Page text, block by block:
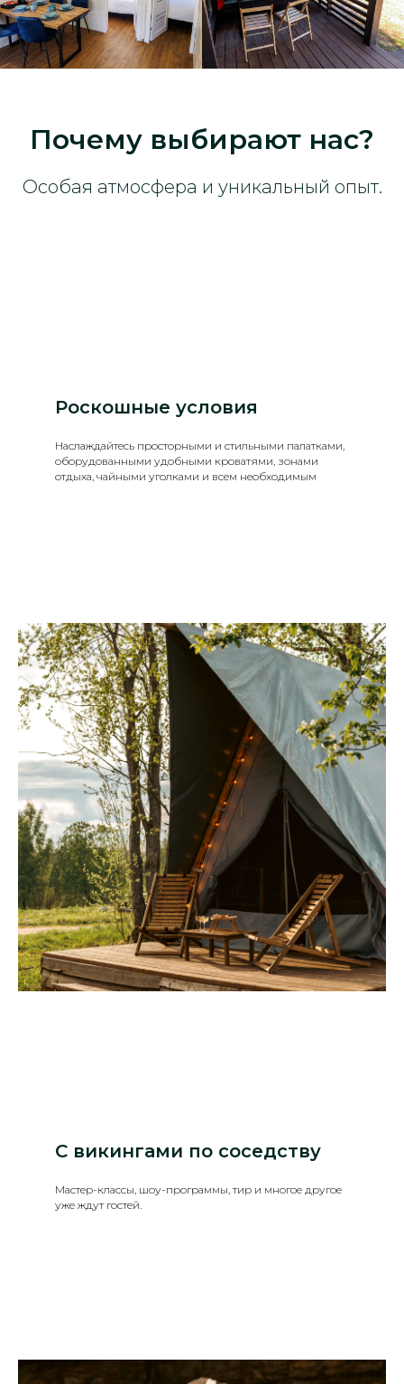
Почему выбирают нас?
Особая атмосфера и уникальный опыт.
Роскошные условия
Наслаждайтесь просторными и стильными палатками,
оборудованными удобными кроватями, зонами
отдыха, чайными уголками и всем необходимым
С викингами по соседству
Мастер-классы, шоу-программы, тир и многое другое
уже ждут гостей.